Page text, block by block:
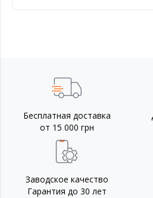
Бесплатная доставка
от 15 000 грн
Заводское качество
Гарантия до 30 лет